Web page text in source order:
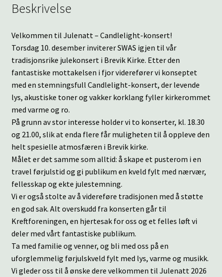
Beskrivelse
Velkommen til Julenatt – Candlelight-konsert!
Torsdag 10. desember inviterer SWAS igjen til vår
tradisjonsrike julekonsert i Brevik Kirke. Etter den
fantastiske mottakelsen i fjor viderefører vi konseptet
med en stemningsfull Candlelight-konsert, der levende
lys, akustiske toner og vakker korklang fyller kirkerommet
med varme og ro.
På grunn av stor interesse holder vi to konserter, kl. 18.30
og 21.00, slik at enda flere får muligheten til å oppleve den
helt spesielle atmosfæren i Brevik kirke.
Målet er det samme som alltid: å skape et pusterom i en
travel førjulstid og gi publikum en kveld fylt med nærvær,
fellesskap og ekte julestemning.
Vi er også stolte av å videreføre tradisjonen med å støtte
en god sak. Alt overskudd fra konserten går til
Kreftforeningen, en hjertesak for oss og et felles løft vi
deler med vårt fantastiske publikum.
Ta med familie og venner, og bli med oss på en
uforglemmelig førjulskveld fylt med lys, varme og musikk.
Vi gleder oss til å ønske dere velkommen til Julenatt 2026